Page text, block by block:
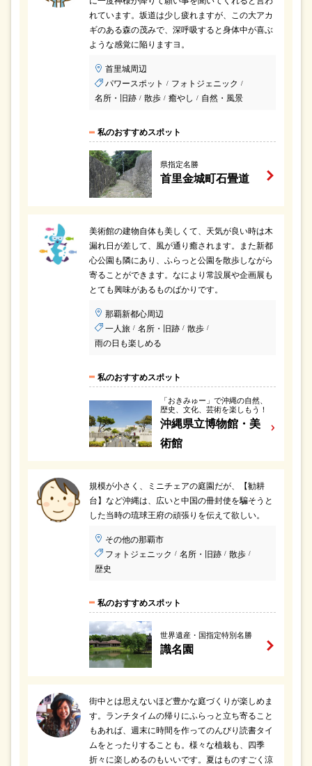
れています。坂道は少し疲れますが、この大アカ
ギのある森の茂みで、深呼吸すると身体中が喜ぶ
ような感覚に陥りますヨ。
首里城周辺
パワースポット / フォトジェニック /
名所・旧跡 / 散歩 / 癒やし / 自然・風景
私のおすすめスポット
県指定名勝
首里金城町石畳道
美術館の建物自体も美しくて、天気が良い時は木
漏れ日が差して、風が通り癒されます。また新都
心公園も隣にあり、ふらっと公園を散歩しながら
寄ることができます。なにより常設展や企画展も
とても興味があるものばかりです。
那覇新都心周辺
一人旅 / 名所・旧跡 / 散歩 /
雨の日も楽しめる
私のおすすめスポット
「おきみゅー」で沖縄の自然、
歴史、文化、芸術を楽しもう！
沖縄県立博物館・美
術館
規模が小さく、ミニチェアの庭園だが、【勧耕
台】など沖縄は、広いと中国の冊封使を騙そうと
した当時の琉球王府の頑張りを伝えて欲しい。
その他の那覇市
フォトジェニック / 名所・旧跡 / 散歩 /
歴史
私のおすすめスポット
世界遺産・国指定特別名勝
識名園
街中とは思えないほど豊かな庭づくりが楽しめま
す。ランチタイムの帰りにふらっと立ち寄ること
もあれば、週末に時間を作ってのんびり読書タイ
ムをとったりすることも。様々な植栽も、四季
折々に楽しめるのもいいです。夏はものすごく涼